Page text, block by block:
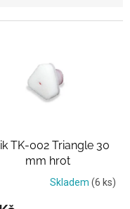
TK-002 Triangle 30
mm hrot
Skladem (6 ks)